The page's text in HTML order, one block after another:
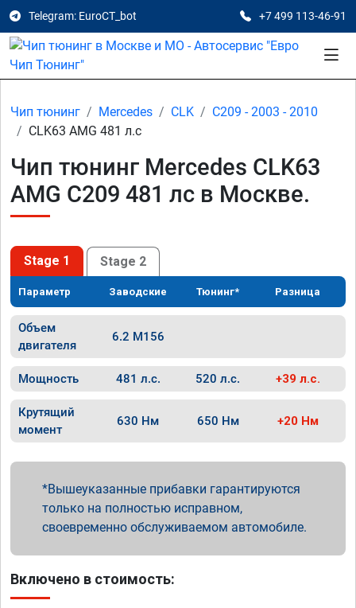
Telegram: EuroCT_bot +7 499 113-46-91
Чип тюнинг Mercedes CLK
C209 - 2003 - 2010
CLK63 AMG 481 л.с
Чип тюнинг Mercedes CLK63
AMG C209 481 лс в Москве.
Stage 1 Stage 2
Параметр Заводские Тюнинг* Разница
Объем
двигателя
6.2 M156
Мощность 481 л.с. 520 л.с. +39 л.с.
Крутящий
момент
630 Нм 650 Нм +20 Нм
Вышеуказанные прибавки гарантируются
только на полностью исправном,
своевременно обслуживаемом автомобиле.
Включено в стоимость: